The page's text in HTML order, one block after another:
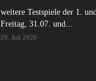
weitere Testspiele der 1.
Freitag, 31.07. und...
29. Juli 2026